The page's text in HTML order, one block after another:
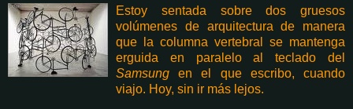
Estoy sentada sobre dos gruesos
volúmenes de arquitectura de manera
que la columna vertebral se mantenga
erguida en paralelo al teclado del
Samsung en el que escribo, cuando
viajo. Hoy, sin ir más lejos.